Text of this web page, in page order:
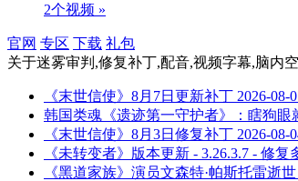
2个视频 »
官网 专区 下载 礼包
关于迷雾审判,修复补丁,配音,视频字幕,脑内
《末世信使》8月7日更新补丁 2026-08-
韩国类魂《遗迹第一守护者》：瞎狗眼
《末世信使》8月3日修复补丁 2026-08-
《未转变者》版本更新 - 3.26.3.7 - 修
《黑道家族》演员文森特·帕斯托雷逝